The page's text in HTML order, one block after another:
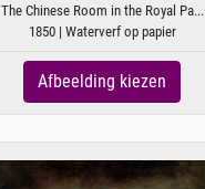
The Chinese Room in the Royal Pa...
1850 | Waterverf op papier
Afbeelding kiezen